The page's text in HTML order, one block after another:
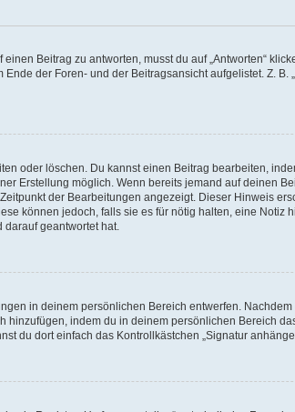
Beitrag zu antworten, musst du auf „Antworten“
der Foren- und der Beitragsansicht aufgelistet. Z. B.
oder löschen. Du kannst einen Beitrag bearbeiten,
Erstellung möglich. Wenn bereits jemand auf deinen
der Bearbeitungen angezeigt. Dieser Hinweis
können jedoch, falls sie es für nötig halten, eine Notiz
geantwortet hat.
in deinem persönlichen Bereich entwerfen.
indem du in deinem persönlichen Bereich
du dort einfach das Kontrollkästchen „Signatur